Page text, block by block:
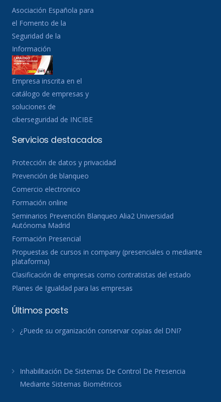
Asociación Española para
el Fomento de la
Seguridad de la
Información
Empresa inscrita en el
catálogo de empresas y
soluciones de
ciberseguridad de INCIBE
Servicios destacados
Protección de datos y privacidad
Prevención de blanqueo
Comercio electronico
Formación online
Seminarios Prevención Blanqueo Alia2 Universidad
Autónoma Madrid
Formación Presencial
Propuestas de cursos in company (presenciales o mediante
plataforma)
Clasificación de empresas como contratistas del estado
Planes de Igualdad para las empresas
Últimos posts
¿Puede su organización conservar copias del DNI?
Inhabilitación De Sistemas De Control De Presencia
Mediante Sistemas Biométricos